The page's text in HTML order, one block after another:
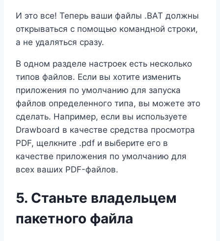
И это все! Теперь ваши файлы .BAT должны
открываться с помощью командной строки,
а не удаляться сразу.
В одном разделе настроек есть несколько
типов файлов. Если вы хотите изменить
приложения по умолчанию для запуска
файлов определенного типа, вы можете это
сделать. Например, если вы используете
Drawboard в качестве средства просмотра
PDF, щелкните .pdf и выберите его в
качестве приложения по умолчанию для
всех ваших PDF-файлов.
5. Станьте владельцем
пакетного файла